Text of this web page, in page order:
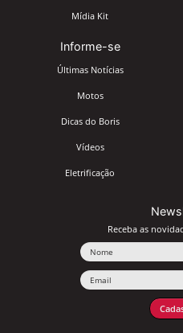
Mídia Kit
Informe-se
Últimas Notícias
Motos
Dicas do Boris
Vídeos
Eletrificação
Receba as